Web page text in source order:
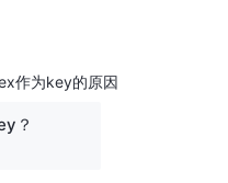
作为key的原因
？